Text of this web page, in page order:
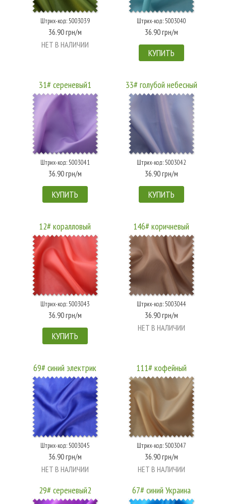
Штрих-код: 5003039
36.90 грн/м
НЕТ В НАЛИЧИИ
Штрих-код: 5003040
36.90 грн/м
КУПИТЬ
31# сереневый1
Штрих-код: 5003041
36.90 грн/м
КУПИТЬ
33# голубой небесный
Штрих-код: 5003042
36.90 грн/м
КУПИТЬ
12# коралловый
Штрих-код: 5003043
36.90 грн/м
КУПИТЬ
146# коричневый
Штрих-код: 5003044
36.90 грн/м
НЕТ В НАЛИЧИИ
69# синий электрик
Штрих-код: 5003045
36.90 грн/м
НЕТ В НАЛИЧИИ
111# кофейный
Штрих-код: 5003047
36.90 грн/м
НЕТ В НАЛИЧИИ
29# сереневый2 67# синий Украина